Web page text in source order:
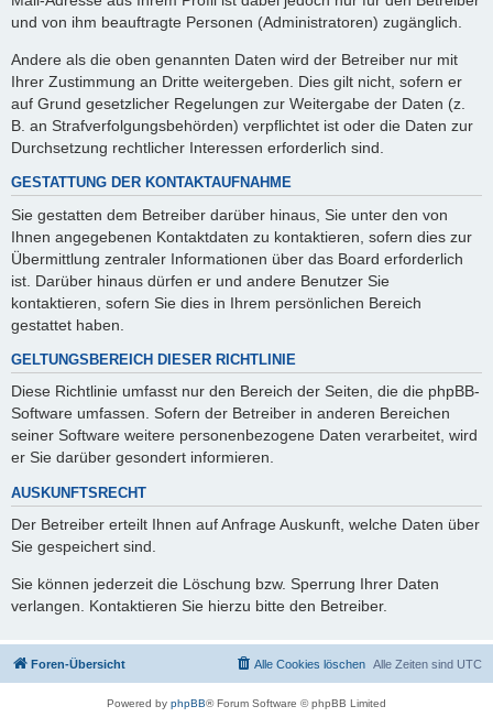
und von ihm beauftragte Personen (Administratoren) zugänglich.
Andere als die oben genannten Daten wird der Betreiber nur mit
Ihrer Zustimmung an Dritte weitergeben. Dies gilt nicht, sofern er
auf Grund gesetzlicher Regelungen zur Weitergabe der Daten (z.
B. an Strafverfolgungsbehörden) verpflichtet ist oder die Daten zur
Durchsetzung rechtlicher Interessen erforderlich sind.
GESTATTUNG DER KONTAKTAUFNAHME
Sie gestatten dem Betreiber darüber hinaus, Sie unter den von
Ihnen angegebenen Kontaktdaten zu kontaktieren, sofern dies zur
Übermittlung zentraler Informationen über das Board erforderlich
ist. Darüber hinaus dürfen er und andere Benutzer Sie
kontaktieren, sofern Sie dies in Ihrem persönlichen Bereich
gestattet haben.
GELTUNGSBEREICH DIESER RICHTLINIE
Diese Richtlinie umfasst nur den Bereich der Seiten, die die phpBB-
Software umfassen. Sofern der Betreiber in anderen Bereichen
seiner Software weitere personenbezogene Daten verarbeitet, wird
er Sie darüber gesondert informieren.
AUSKUNFTSRECHT
Der Betreiber erteilt Ihnen auf Anfrage Auskunft, welche Daten über
Sie gespeichert sind.
Sie können jederzeit die Löschung bzw. Sperrung Ihrer Daten
verlangen. Kontaktieren Sie hierzu bitte den Betreiber.
Foren-Übersicht Alle Zeiten sind UTC
Alle Cookies löschen
Powered by phpBB® Forum Software © phpBB Limited